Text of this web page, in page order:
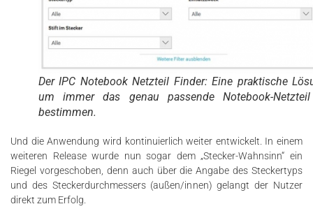
Der IPC Notebook Netzteil Finder: Eine praktische
um immer das genau passende Notebook-
bestimmen.
Und die Anwendung wird kontinuierlich weiter entwickelt. In einem
weiteren Release wurde nun sogar dem „Stecker-Wahnsinn“ ein
Riegel vorgeschoben, denn auch über die Angabe des Steckertyps
und des Steckerdurchmessers (außen/innen) gelangt der Nutzer
direkt zum Erfolg.